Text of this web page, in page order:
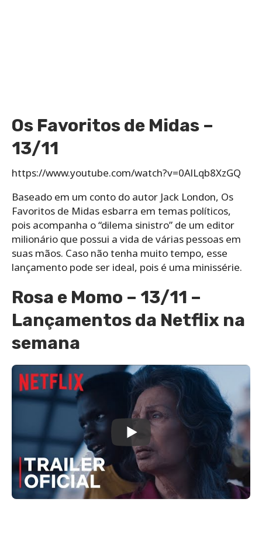
Os Favoritos de Midas –
13/11
https://www.youtube.com/watch?v=0AlLqb8XzGQ
Baseado em um conto do autor Jack London, Os
Favoritos de Midas esbarra em temas políticos,
pois acompanha o “dilema sinistro” de um editor
milionário que possui a vida de várias pessoas em
suas mãos. Caso não tenha muito tempo, esse
lançamento pode ser ideal, pois é uma minissérie.
Rosa e Momo – 13/11 –
Lançamentos da Netflix na
semana